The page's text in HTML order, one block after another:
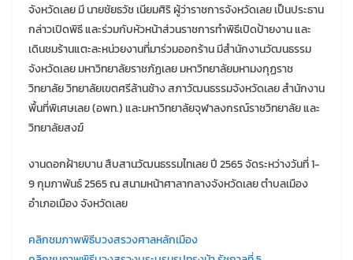
จังหวัดเลย มี นายชัยธวัช เนียมศิริ ผู้ว่าราชการจังหวัดเลย เป็นประธาน
กล่าวเปิดพิธี และร่วมกับหัวหน้าส่วนราชการทำพิธีเปิดป้ายงาน และ
เดินชมร้านแตะละหน่วยงานที่มาร่วมออกร้าน มีสำนักงานวัฒนธรรม
จังหวัดเลย มหาวิทยาลัยราชภัฏเลย มหาวิทยาลัยมหามงกุฏราช
วิทยาลัย วิทยาลัยเขตศรีล้านช้าง สภาวัฒนธรรมจังหวัดเลย สำนักงาน
พื้นที่พิเศษเลย (อพท.) และมหาวิทยาลัยจุฬาลงกรณ์ราชวิทยาลัย และ
วิทยาลัยสงฆ์
งานดอกฝ้ายบาน สืบสานวัฒนธรรมไทเลย ปี 2565 จัดระหว่างวันที่ 1-
9 กุมภาพันธ์ 2565 ณ สนามหน้าศาลากลางจังหวัดเลย ตำบลเมือง
อำเภอเมือง จังหวัดเลย
คลิกชมภาพพิธีบวงสรวงศาลหลักเมือง